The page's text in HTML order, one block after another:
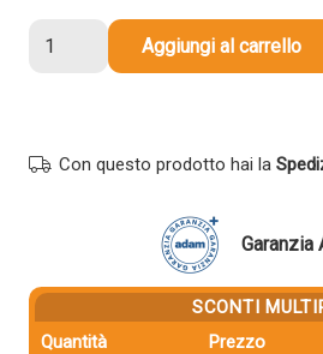
compatibile
GIALLO
Aggiungi al carrello
Con questo prodotto hai la
Garanzia
SCONTI
Quantità
Prezzo